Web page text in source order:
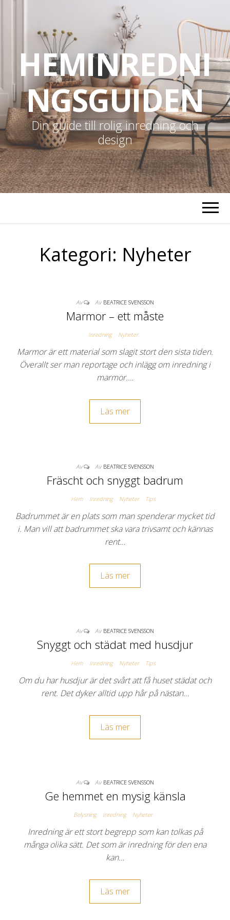
HEMINREDNI
NGSGUIDEN
Din guide till rolig inredning och
design
Kategori: Nyheter
Av Av BEATRICE SVENSSON
Marmor – ett måste
Inredning Nyheter
Marmor är ett material som slagit stort den sista tiden.
Överallt ser man reportage och inlägg om inredning i
marmor.…
Läs mer
Av Av BEATRICE SVENSSON
Fräscht och snyggt badrum
Hem Inredning Nyheter Tips
Badrummet är en plats som man spenderar mycket tid
i. Man vill att badrummet ska vara trivsamt och kännas
rent…
Läs mer
Av Av BEATRICE SVENSSON
Snyggt och städat med husdjur
Hem Inredning Nyheter Tips
Om du har husdjur är det svårt att få huset städat och
rent. Det dyker alltid upp hår på nästan…
Läs mer
Av Av BEATRICE SVENSSON
Ge hemmet en mysig känsla
Belysning Inredning Nyheter
Inredning är ett stort begrepp som kan tolkas på
många olika sätt. Det som är inredning för den ena
kan…
Läs mer